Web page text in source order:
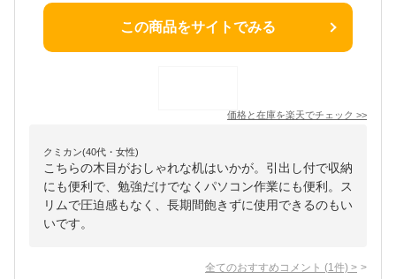
この商品をサイトでみる
価格と在庫を楽天でチェック >>
クミカン(40代・女性)
こちらの木目がおしゃれな机はいかが。引出し付で収納
にも便利で、勉強だけでなくパソコン作業にも便利。ス
リムで圧迫感もなく、長期間飽きずに使用できるのもい
いです。
全てのおすすめコメント (1 件) >